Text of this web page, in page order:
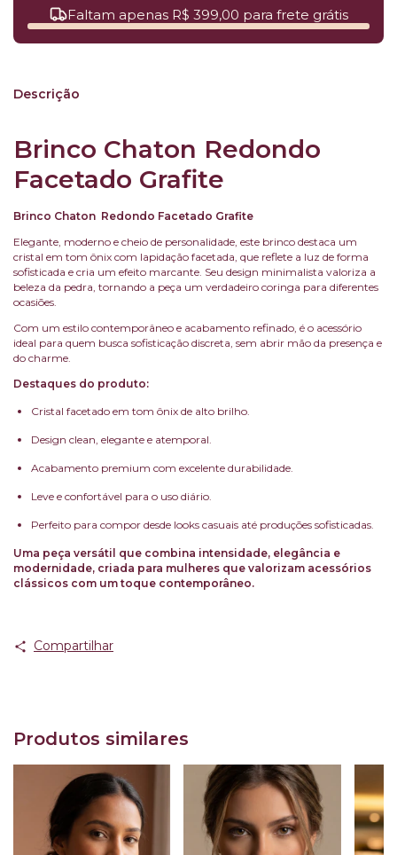
Faltam apenas R$ 399,00 para frete grátis
Descrição
Brinco Chaton Redondo
Facetado Grafite
Brinco Chaton Redondo Facetado Grafite
Elegante, moderno e cheio de personalidade, este brinco destaca um
cristal em tom ônix com lapidação facetada, que reflete a luz de forma
sofisticada e cria um efeito marcante. Seu design minimalista valoriza a
beleza da pedra, tornando a peça um verdadeiro coringa para diferentes
ocasiões.
Com um estilo contemporâneo e acabamento refinado, é o acessório
ideal para quem busca sofisticação discreta, sem abrir mão da presença e
do charme.
Destaques do produto:
Cristal facetado em tom ônix de alto brilho.
Design clean, elegante e atemporal.
Acabamento premium com excelente durabilidade.
Leve e confortável para o uso diário.
Perfeito para compor desde looks casuais até produções sofisticadas.
Uma peça versátil que combina intensidade, elegância e
modernidade, criada para mulheres que valorizam acessórios
clássicos com um toque contemporâneo.
Compartilhar
Produtos similares